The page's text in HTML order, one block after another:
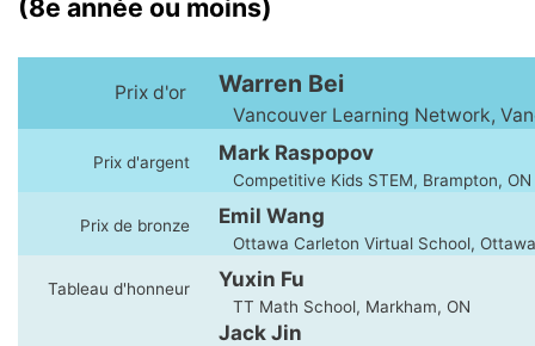
(8e année ou moins)
Prix d'or Warren Bei
Vancouver Learning Network,
Prix d'argent Mark Raspopov
Competitive Kids STEM, Brampton, ON
Prix de bronze Emil Wang
Ottawa Carleton Virtual School,
Tableau d'honneur Yuxin Fu
TT Math School, Markham, ON
Jack Jin